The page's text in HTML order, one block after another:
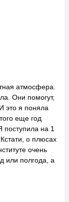
атмосфера.
Они помогут,
это я поняла
еще год
поступила на 1
о плюсах
очень
или полгода, а